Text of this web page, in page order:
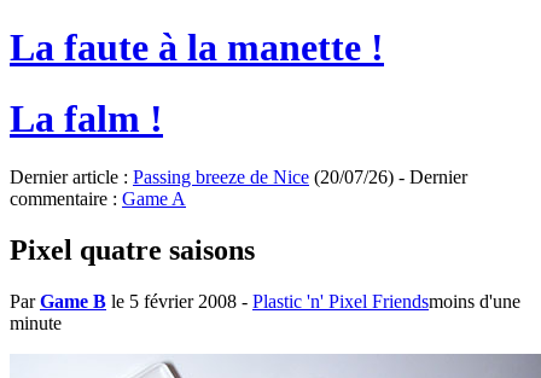
La faute à la manette !
La falm !
Dernier article : Passing breeze de Nice (20/07/26) - Dernier
commentaire : Game A
Pixel quatre saisons
ParGame B le 5 février 2008 - Plastic 'n' Pixel Friendsmoins d'une
minute